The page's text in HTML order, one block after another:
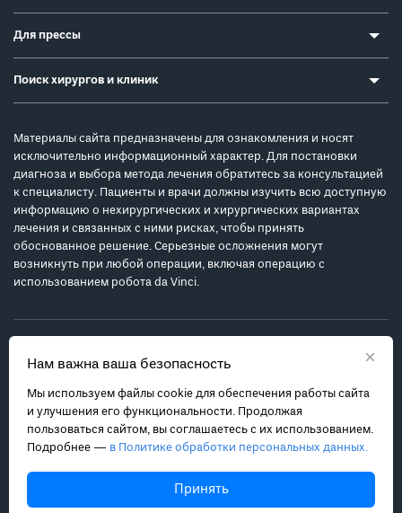
×
Нам важна ваша безопасность
Мы используем файлы cookie для обеспечения работы сайта
и улучшения его функциональности. Продолжая
пользоваться сайтом, вы соглашаетесь с их использованием.
Подробнее — в Политике обработки персональных данных.
Принять
Для прессы
Поиск хирургов и клиник
Материалы сайта предназначены для ознакомления и носят
исключительно информационный характер. Для постановки
диагноза и выбора метода лечения обратитесь за консультацией
к специалисту. Пациенты и врачи должны изучить всю доступную
информацию о нехирургических и хирургических вариантах
лечения и связанных с ними рисках, чтобы принять
обоснованное решение. Серьезные осложнения могут
возникнуть при любой операции, включая операцию с
использованием робота da Vinci.
Политика обработки персональных данных
Соглашение с пользователем
Карта сайта